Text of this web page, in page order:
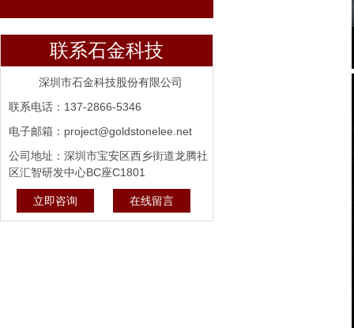
联系石金科技
深圳市石金科技股份有限公司
联系电话：137-2866-5346
电子邮箱：project@goldstonelee.net
公司地址：深圳市宝安区西乡街道龙腾社
区汇智研发中心BC座C1801
立即咨询 在线留言